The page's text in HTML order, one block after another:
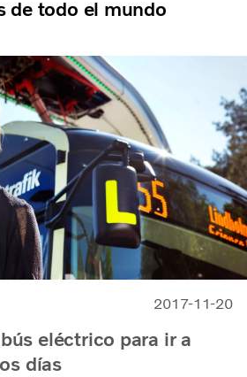
de todo el mundo
2017-11-20
eléctrico para ir a
días